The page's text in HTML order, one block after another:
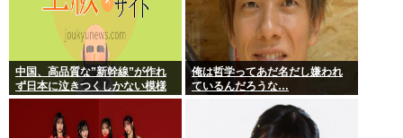
中国、高品質な”新幹線”が作れ
ず日本に泣きつくしかない模様
www
俺は哲学ってあだ名だし嫌われ
ているんだろうな…